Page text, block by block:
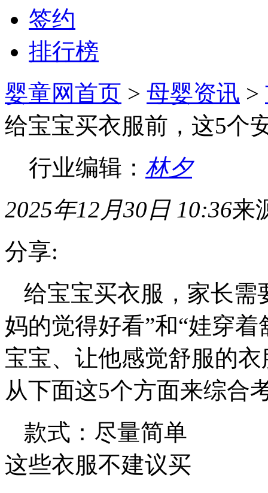
签约
排行榜
婴童网首页 > 母婴资讯 >
给宝宝买衣服前，这5个
行业编辑： 林夕
2025年12月30日 10:36来
分享:
给宝宝买衣服，家长需
妈的觉得好看”和“娃穿
宝宝、让他感觉舒服的
从下面这5个方面来综合
款式：尽量简单
这些衣服不建议买